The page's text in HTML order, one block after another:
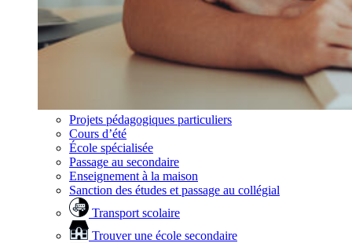
Projets pédagogiques particuliers
Cours d’été
École spécialisée
Passage au secondaire
Enseignement à la maison
Sanction des études et passage au collégial
Transport scolaire
Trouver une école secondaire